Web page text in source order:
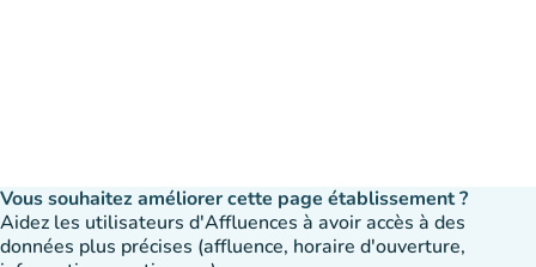
Vous souhaitez améliorer cette page établissement ?
Aidez les utilisateurs d'Affluences à avoir accès à des
données plus précises (affluence, horaire d'ouverture,